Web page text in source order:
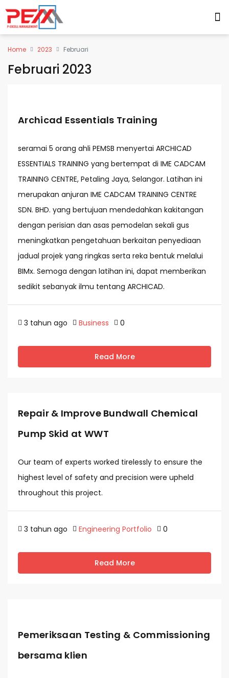
Home 2023 Februari
Februari 2023
Archicad Essentials Training
seramai 5 orang ahli PEMSB menyertai ARCHICAD
ESSENTIALS TRAINING yang bertempat di IME CADCAM
TRAINING CENTRE, Petaling Jaya, Selangor. Latihan ini
merupakan anjuran IME CADCAM TRAINING CENTRE
SDN. BHD. yang bertujuan mendedahkan kakitangan
dengan perisian dan asas pemodelan sekali gus
meningkatkan pengetahuan berkaitan penyediaan
jadual projek yang ringkas serta reka bentuk melalui
BIMx. Semoga dengan latihan ini, dapat memberikan
sedikit sebanyak ilmu tentang ARCHICAD.
3 tahun ago Business 0
Read More
Repair & Improve Bundwall Chemical
Pump Skid at WWT
Our team of experts worked tirelessly to ensure the
highest level of safety and precision were upheld
throughout this project.
3 tahun ago Engineering Portfolio 0
Read More
Pemeriksaan Testing & Commissioning
bersama klien